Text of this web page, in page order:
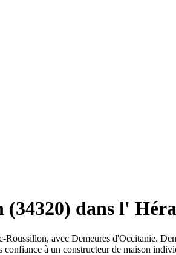
(34320) dans l'
avec Demeures d'Occitanie.
à un constructeur de maison